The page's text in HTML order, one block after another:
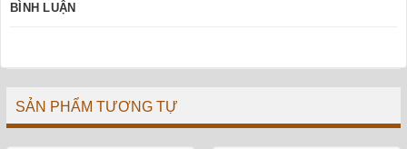
BÌNH LUẬN
SẢN PHẨM TƯƠNG TỰ